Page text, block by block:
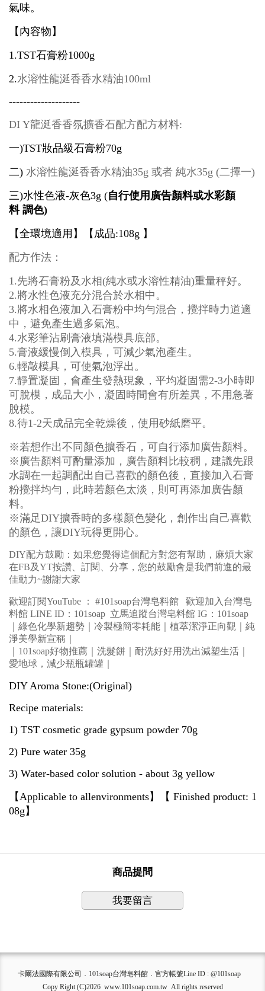
氣味。
【內容物】
1.TST石膏粉1000g
2.水溶性龍涎香香水精油100ml
--------------------
DI Y龍涎香香氛擴香石配方配方材料:
一)TST妝品級石膏粉70g
二) 水溶性龍涎香香水精油35g 或者 純水35g (二擇一)
三)水性色液-灰色3g (自行使用廣告顏料或水彩顏
料 調色)
【全環境適用 】 【成品:108g 】
配方作法：
1.先將石膏粉及水相(純水或水溶性精油)重量秤好。
2.將水性色液充分混合於水相中。
3.將水相色液加入石膏粉中均勻混合，攪拌時力道適
中，避免產生過多氣泡。
4.水彩筆沾刷膏液填滿模具底部。
5.膏液緩慢倒入模具，可減少氣泡產生。
6.輕敲模具，可使氣泡浮出。
7.靜置凝固，會產生發熱現象，平均凝固需2-3小時即
可脫模，成品大小，凝固時間會有所差異，不用急著
脫模。
8.待1-2天成品完全乾燥後，使用砂紙磨平。
※若想作出不同顏色擴香石， 可自行添加廣告顏料。
※ 廣告顏料可酌量添加，廣告顏料比較稠，建議先跟
水調在一起調配出自己喜歡的顏色後，直接加入石膏
粉攪拌均勻， 此時若顏色太淡，則可再添加廣告顏
料。
※滿足DIY擴香時的多樣顏色變化，創作出自己喜歡
的顏色，讓DIY玩得更開心。
DIY配方鼓勵：如果您覺得這個配方對您有幫助，麻煩大家
在FB及YT按讚、訂閱、分享， 您的鼓勵會是我們前進的最
佳動力~謝謝大家
歡迎訂閱YouTube ： #101soap台灣皂料館
歡迎加入台灣皂
料館LINE ID ： 101soap 立馬追蹤台灣皂料館IG ： 101soap
｜綠色化學新趨勢｜冷製極簡零耗能｜植萃潔淨正向觀｜純
淨美學新宣稱｜
｜101soap好物推薦｜洗髮餅｜耐洗好好用洗出減塑生活｜
愛地球，減少瓶瓶罐罐｜
DIY Aroma Stone:(Original)
Recipe materials:
1) TST cosmetic grade gypsum powder 70g
2) Pure water 35g
3) Water-based color solution - about 3g yellow
【 Applicable to allenvironments】 【 Finished product: 1
08g 】
商品提問
我要留言
卡爾法國際有限公司．101soap台灣皂料館．官方帳號Line ID : @101soap
Copy Right (C)2026 www.101soap.com.tw All rights reserved